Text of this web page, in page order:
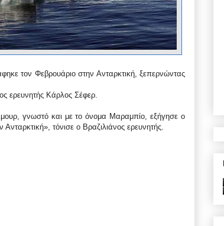
τον Φεβρουάριο στην Ανταρκτική, ξεπερνώντας
ερευνητής Κάρλος Σέφερ.
γνωστό και με το όνομα Μαραμπίο, εξήγησε ο
τόνισε ο Βραζιλιάνος ερευνητής.